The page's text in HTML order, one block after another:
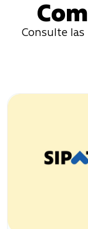
Consulte